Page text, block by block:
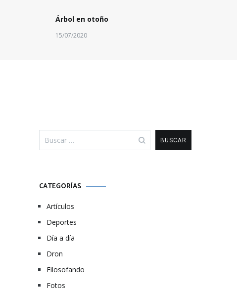
Árbol en otoño
15/07/2020
CATEGORÍAS
Artículos
Deportes
Día a día
Dron
Filosofando
Fotos